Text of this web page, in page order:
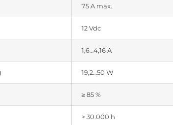
75 A max.
12 Vdc
1,6…4,16 A
19,2…50 W
≥ 85 %
> 30.000 h